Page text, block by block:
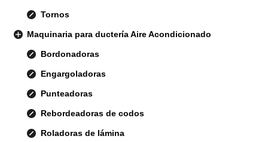
Tornos
Maquinaria para ductería Aire Acondicionado
Bordonadoras
Engargoladoras
Punteadoras
Rebordeadoras de codos
Roladoras de lámina